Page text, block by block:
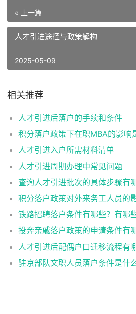
« 上一篇
人才引进途径与政策解构
2025-05-09
相关推荐
人才引进后落户的手续和条件
积分落户政策下在职MBA的影响
人才引进入户所需材料清单
人才引进周期办理中常见问题
查询人才引进批次的具体步骤有
积分落户政策对外来务工人员的
铁路招聘落户条件有哪些？有哪
投奔亲戚落户政策的申请条件有
人才引进后配偶户口迁移流程有
驻京部队文职人员落户条件是什